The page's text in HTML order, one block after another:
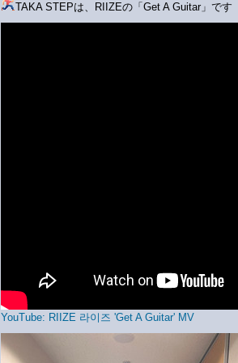
TAKA STEPは、RIIZEの「Get A Guitar」です
YouTube: RIIZE 라이즈 'Get A Guitar' MV